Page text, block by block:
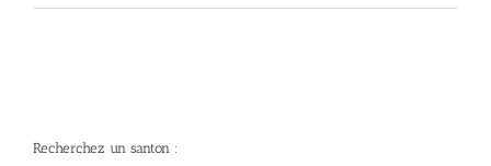
Recherchez un santon :